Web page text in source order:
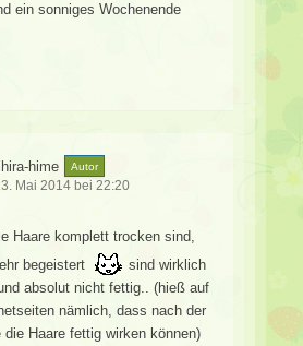
ein sonniges Wochenende
hime Autor
Mai 2014 bei 22:20
Haare komplett trocken sind,
begeistert
sind wirklich
absolut nicht fettig.. (hieß auf
nämlich, dass nach der
Haare fettig wirken können)